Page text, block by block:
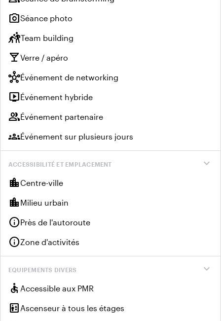
photo_cameraSéance photo
sports_kabaddiTeam building
local_barVerre / apéro
hubÉvénement de networking
live_tvÉvénement hybride
groupÉvénement partenaire
groupsÉvénement sur plusieurs jours
expand_more
ACCESSIBILITÉ ET EMPLACEMENT
location_cityCentre-ville
location_city Milieu urbain
infoPrès de l'autoroute
infoZone d'activités
expand_more
EQUIPEMENTS DIVERS
accessible Accessible aux PMR
elevator Ascenseur à tous les étages